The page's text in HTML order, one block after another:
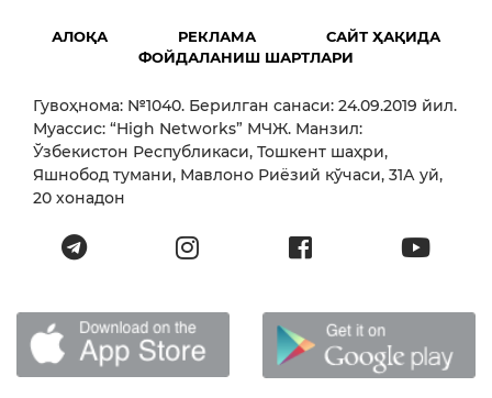
АЛОҚА РЕКЛАМА
САЙТ ҲАҚИДА
ФОЙДАЛАНИШ ШАРТЛАРИ
Гувоҳнома: №1040. Берилган санаси: 24.09.2019 йил.
Муассис: “High Networks” МЧЖ. Манзил:
Ўзбекистон Республикаси, Тошкент шаҳри,
Яшнобод тумани, Мавлоно Риёзий кўчаси, 31А уй,
20 хонадон